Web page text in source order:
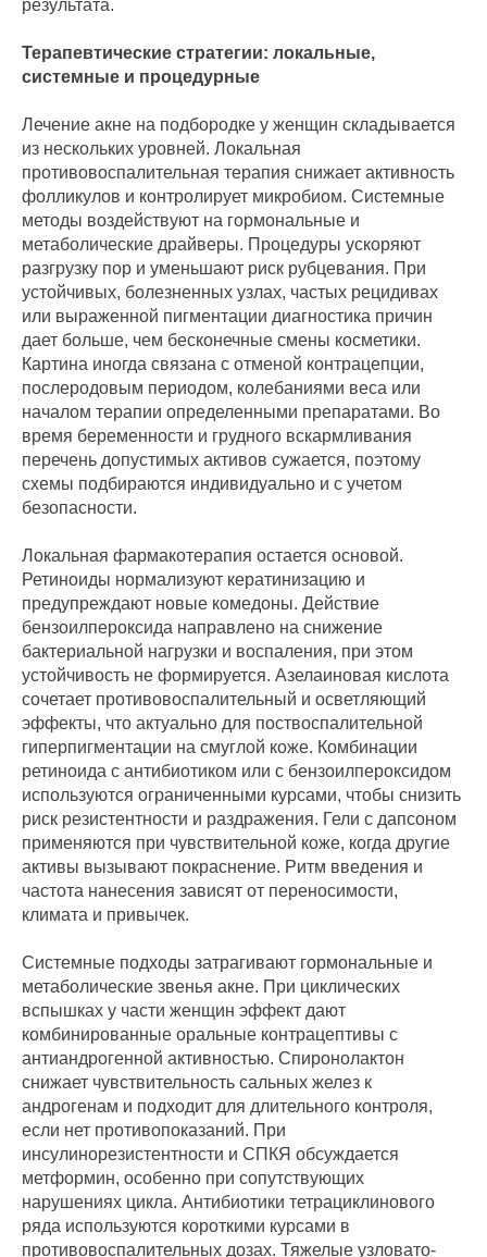
результата.
Терапевтические стратегии: локальные,
системные и процедурные
Лечение акне на подбородке у женщин складывается
из нескольких уровней. Локальная
противовоспалительная терапия снижает активность
фолликулов и контролирует микробиом. Системные
методы воздействуют на гормональные и
метаболические драйверы. Процедуры ускоряют
разгрузку пор и уменьшают риск рубцевания. При
устойчивых, болезненных узлах, частых рецидивах
или выраженной пигментации диагностика причин
дает больше, чем бесконечные смены косметики.
Картина иногда связана с отменой контрацепции,
послеродовым периодом, колебаниями веса или
началом терапии определенными препаратами. Во
время беременности и грудного вскармливания
перечень допустимых активов сужается, поэтому
схемы подбираются индивидуально и с учетом
безопасности.
Локальная фармакотерапия остается основой.
Ретиноиды нормализуют кератинизацию и
предупреждают новые комедоны. Действие
бензоилпероксида направлено на снижение
бактериальной нагрузки и воспаления, при этом
устойчивость не формируется. Азелаиновая кислота
сочетает противовоспалительный и осветляющий
эффекты, что актуально для поствоспалительной
гиперпигментации на смуглой коже. Комбинации
ретиноида с антибиотиком или с бензоилпероксидом
используются ограниченными курсами, чтобы снизить
риск резистентности и раздражения. Гели с дапсоном
применяются при чувствительной коже, когда другие
активы вызывают покраснение. Ритм введения и
частота нанесения зависят от переносимости,
климата и привычек.
Системные подходы затрагивают гормональные и
метаболические звенья акне. При циклических
вспышках у части женщин эффект дают
комбинированные оральные контрацептивы с
антиандрогенной активностью. Спиронолактон
снижает чувствительность сальных желез к
андрогенам и подходит для длительного контроля,
если нет противопоказаний. При
инсулинорезистентности и СПКЯ обсуждается
метформин, особенно при сопутствующих
нарушениях цикла. Антибиотики тетрациклинового
ряда используются короткими курсами в
противовоспалительных дозах. Тяжелые узловато-